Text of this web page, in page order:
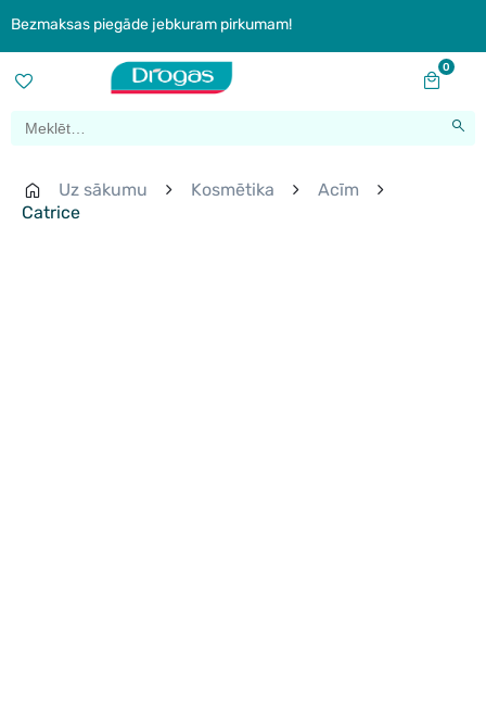
Bezmaksas piegāde jebkuram pirkumam!
0
Uz sākumu Kosmētika
Acīm
Catrice